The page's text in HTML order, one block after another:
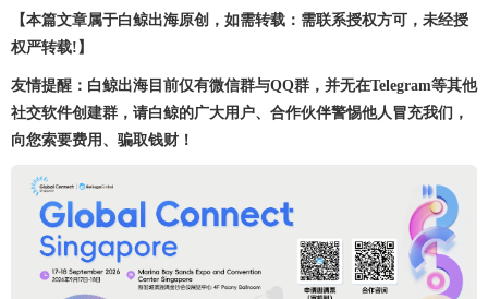
【本篇文章属于白鲸出海原创，如需转载：需联系授权方可，未经授
权严转载!】
友情提醒：白鲸出海目前仅有微信群与QQ群，并无在Telegram等其他
社交软件创建群，请白鲸的广大用户、合作伙伴警惕他人冒充我们，
向您索要费用、骗取钱财！